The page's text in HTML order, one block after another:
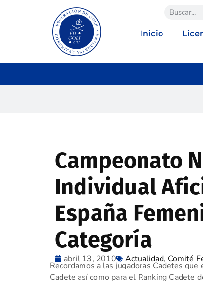
Inicio
Campeonato
Individual
España
Categoría
abril 13, 2010 Actualidad, Comité
Recordamos a las jugadoras Cadetes
Cadete así como para el Ranking Cadete